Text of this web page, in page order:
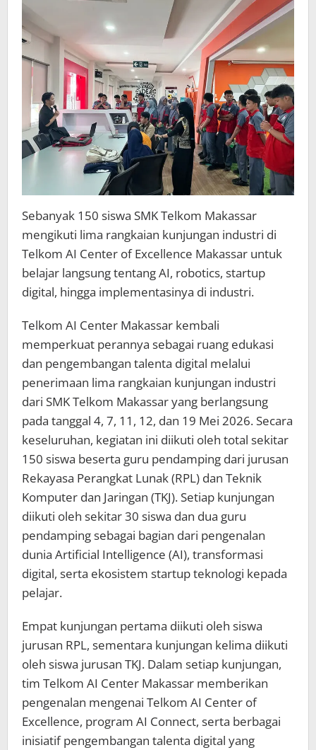
Sebanyak 150 siswa SMK Telkom Makassar
mengikuti lima rangkaian kunjungan industri di
Telkom AI Center of Excellence Makassar untuk
belajar langsung tentang AI, robotics, startup
digital, hingga implementasinya di industri.
Telkom AI Center Makassar kembali
memperkuat perannya sebagai ruang edukasi
dan pengembangan talenta digital melalui
penerimaan lima rangkaian kunjungan industri
dari SMK Telkom Makassar yang berlangsung
pada tanggal 4, 7, 11, 12, dan 19 Mei 2026. Secara
keseluruhan, kegiatan ini diikuti oleh total sekitar
150 siswa beserta guru pendamping dari jurusan
Rekayasa Perangkat Lunak (RPL) dan Teknik
Komputer dan Jaringan (TKJ). Setiap kunjungan
diikuti oleh sekitar 30 siswa dan dua guru
pendamping sebagai bagian dari pengenalan
dunia Artificial Intelligence (AI), transformasi
digital, serta ekosistem startup teknologi kepada
pelajar.
Empat kunjungan pertama diikuti oleh siswa
jurusan RPL, sementara kunjungan kelima diikuti
oleh siswa jurusan TKJ. Dalam setiap kunjungan,
tim Telkom AI Center Makassar memberikan
pengenalan mengenai Telkom AI Center of
Excellence, program AI Connect, serta berbagai
inisiatif pengembangan talenta digital yang